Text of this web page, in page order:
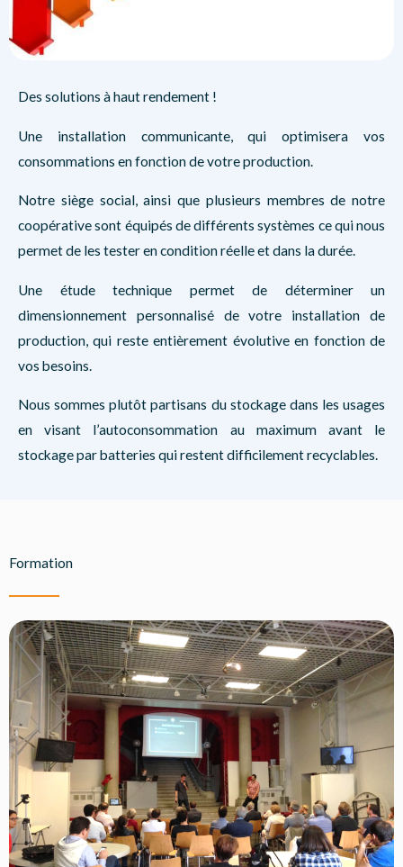
Des solutions à haut rendement !
Une installation communicante, qui optimisera vos
consommations en fonction de votre production.
Notre siège social, ainsi que plusieurs membres de notre
coopérative sont équipés de différents systèmes ce qui nous
permet de les tester en condition réelle et dans la durée.
Une étude technique permet de déterminer un
dimensionnement personnalisé de votre installation de
production, qui reste entièrement évolutive en fonction de
vos besoins.
Nous sommes plutôt partisans du stockage dans les usages
en visant l’autoconsommation au maximum avant le
stockage par batteries qui restent difficilement recyclables.
Formation